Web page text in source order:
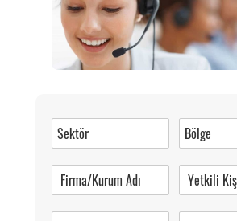
0 (216) 462 49 34
Pazartesi-Cumartesi 09.00-20.00